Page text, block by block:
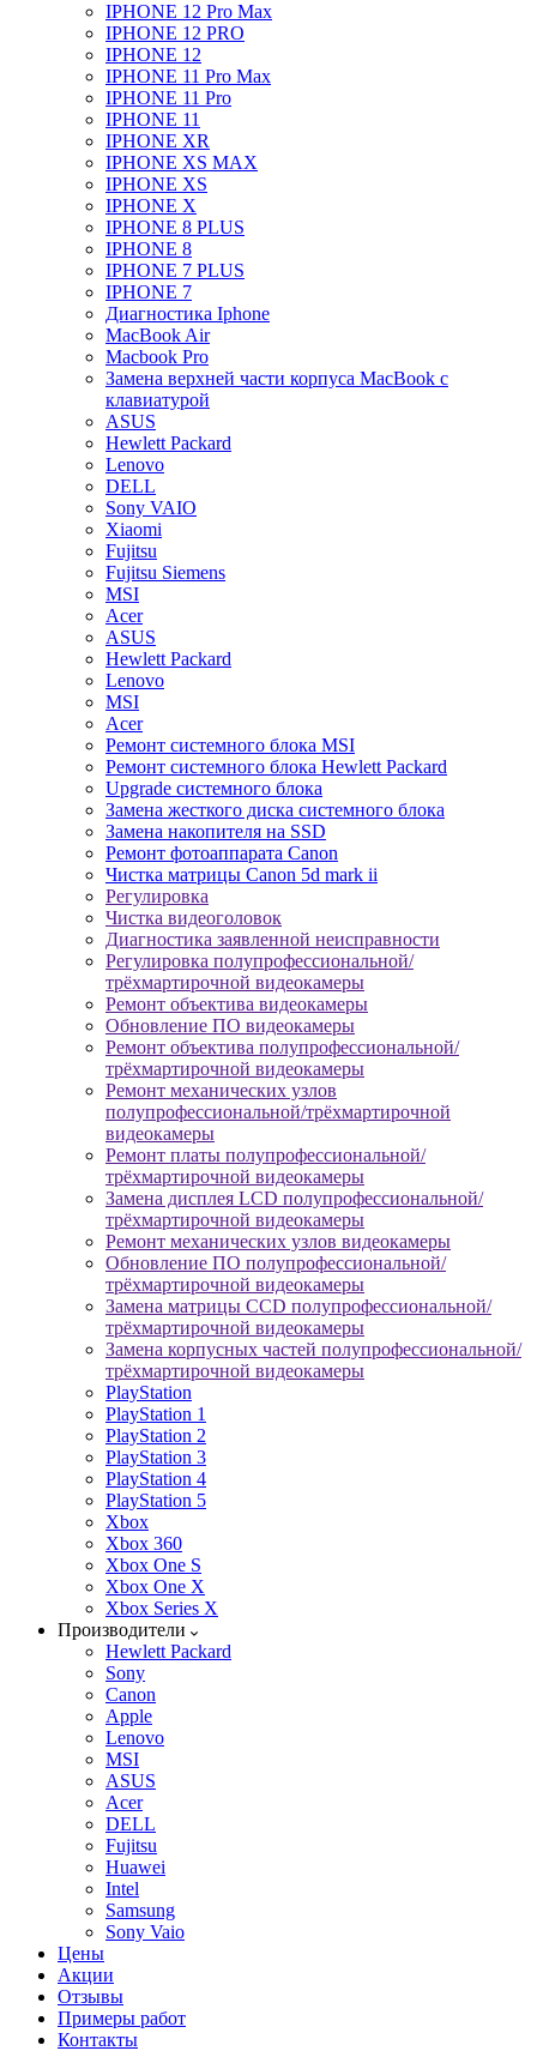
IPHONE 12 Pro Max
IPHONE 12 PRO
IPHONE 12
IPHONE 11 Pro Max
IPHONE 11 Pro
IPHONE 11
IPHONE XR
IPHONE XS MAX
IPHONE XS
IPHONE X
IPHONE 8 PLUS
IPHONE 8
IPHONE 7 PLUS
IPHONE 7
Диагностика Iphone
MacBook Air
Macbook Pro
Замена верхней части корпуса MacBook с
клавиатурой
ASUS
Hewlett Packard
Lenovo
DELL
Sony VAIO
Xiaomi
Fujitsu
Fujitsu Siemens
MSI
Acer
ASUS
Hewlett Packard
Lenovo
MSI
Acer
Ремонт системного блока MSI
Ремонт системного блока Hewlett Packard
Upgrade системного блока
Замена жесткого диска системного блока
Замена накопителя на SSD
Ремонт фотоаппарата Canon
Чистка матрицы Canon 5d mark ii
Регулировка
Чистка видеоголовок
Диагностика заявленной неисправности
Регулировка полупрофессиональной/
трёхмартирочной видеокамеры
Ремонт объектива видеокамеры
Обновление ПО видеокамеры
Ремонт объектива полупрофессиональной/
трёхмартирочной видеокамеры
Ремонт механических узлов
полупрофессиональной/трёхмартирочной
видеокамеры
Ремонт платы полупрофессиональной/
трёхмартирочной видеокамеры
Замена дисплея LCD полупрофессиональной/
трёхмартирочной видеокамеры
Ремонт механических узлов видеокамеры
Обновление ПО полупрофессиональной/
трёхмартирочной видеокамеры
Замена матрицы CCD полупрофессиональной/
трёхмартирочной видеокамеры
Замена корпусных частей полупрофессиональной/
трёхмартирочной видеокамеры
PlayStation
PlayStation 1
PlayStation 2
PlayStation 3
PlayStation 4
PlayStation 5
Xbox
Xbox 360
Xbox One S
Xbox One X
Xbox Series X
Производители
Hewlett Packard
Sony
Canon
Apple
Lenovo
MSI
ASUS
Acer
DELL
Fujitsu
Huawei
Intel
Samsung
Sony Vaio
Цены
Акции
Отзывы
Примеры работ
Контакты